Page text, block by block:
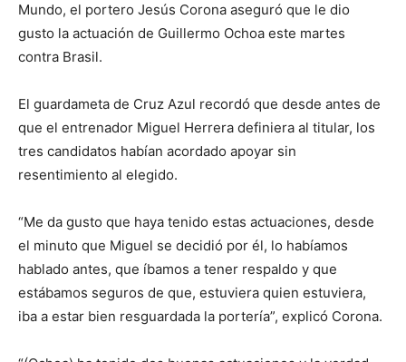
Mundo, el portero Jesús Corona aseguró que le dio
gusto la actuación de Guillermo Ochoa este martes
contra Brasil.
El guardameta de Cruz Azul recordó que desde antes de
que el entrenador Miguel Herrera definiera al titular, los
tres candidatos habían acordado apoyar sin
resentimiento al elegido.
“Me da gusto que haya tenido estas actuaciones, desde
el minuto que Miguel se decidió por él, lo habíamos
hablado antes, que íbamos a tener respaldo y que
estábamos seguros de que, estuviera quien estuviera,
iba a estar bien resguardada la portería”, explicó Corona.